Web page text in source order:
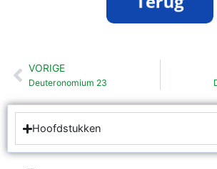
Vorige
VORIGE
Deuteronomium 23
Hoofdstukken